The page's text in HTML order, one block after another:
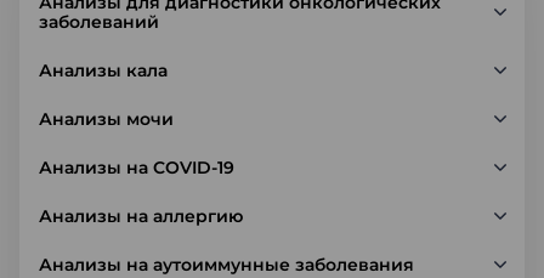
заболеваний
Анализы кала
Анализы мочи
Анализы на COVID-19
Анализы на аллергию
Анализы на аутоиммунные заболевания